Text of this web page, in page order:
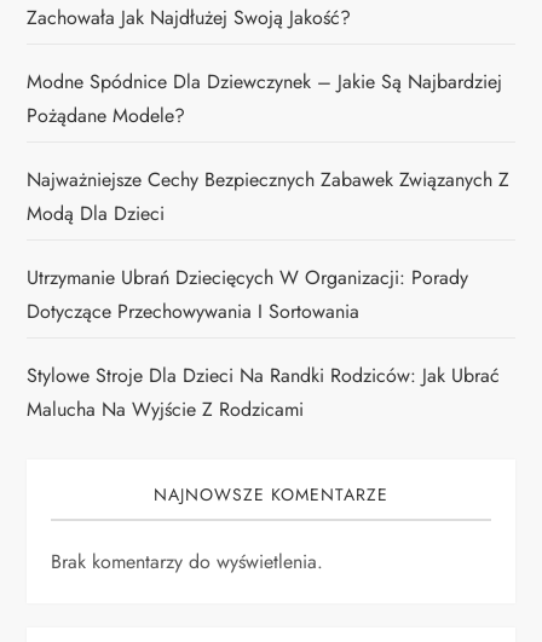
Zachowała Jak Najdłużej Swoją Jakość?
Modne Spódnice Dla Dziewczynek – Jakie Są Najbardziej
Pożądane Modele?
Najważniejsze Cechy Bezpiecznych Zabawek Związanych Z
Modą Dla Dzieci
Utrzymanie Ubrań Dziecięcych W Organizacji: Porady
Dotyczące Przechowywania I Sortowania
Stylowe Stroje Dla Dzieci Na Randki Rodziców: Jak Ubrać
Malucha Na Wyjście Z Rodzicami
NAJNOWSZE KOMENTARZE
Brak komentarzy do wyświetlenia.